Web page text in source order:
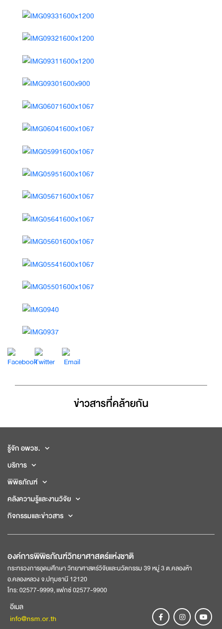
ข่าวสารที่่คล้ายกัน
รู้จัก อพวช.
บริการ
พิพิธภัณฑ์
คลังความรู้และงานวิจัย
กิจกรรมและข่าวสาร
องค์การพิพิธภัณฑ์วิทยาศาสตร์แห่งชาติ
กระทรวงการอุดมศึกษา วิทยาศาสตร์วิจัยและนวัตกรรม 39 หมู่ 3 ต.คลองห้า
อ.คลองหลวง จ.ปทุมธานี 12120
โทร: 02577-9999, แฟกซ์ 02577-9900
อีเมล
info@nsm.or.th